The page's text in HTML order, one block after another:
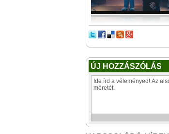
ÚJ HOZZÁSZÓLÁS